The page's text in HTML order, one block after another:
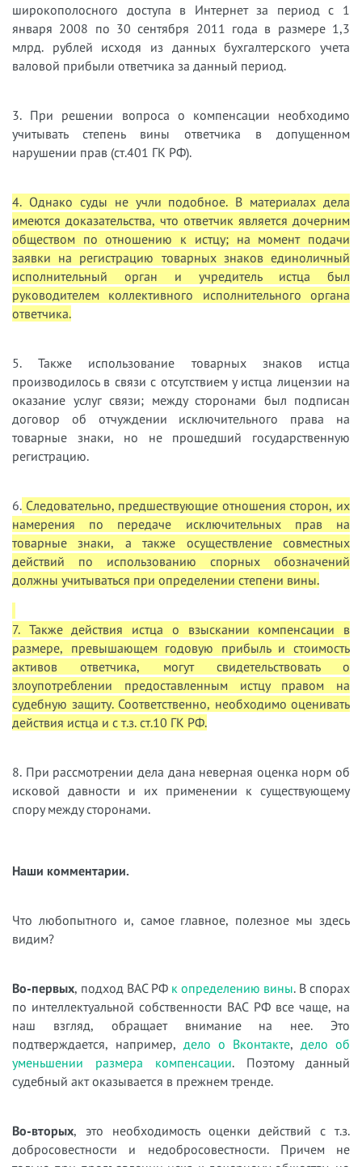
широкополосного доступа в Интернет за период с 1
января 2008 по 30 сентября 2011 года в размере 1,3
млрд. рублей исходя из данных бухгалтерского учета
валовой прибыли ответчика за данный период.
3. При решении вопроса о компенсации необходимо
учитывать степень вины ответчика в допущенном
нарушении прав (ст.401 ГК РФ).
4. Однако суды не учли подобное. В материалах дела
имеются доказательства, что ответчик является дочерним
обществом по отношению к истцу; на момент подачи
заявки на регистрацию товарных знаков единоличный
исполнительный орган и учредитель истца был
руководителем коллективного исполнительного органа
ответчика.
5. Также использование товарных знаков истца
производилось в связи с отсутствием у истца лицензии на
оказание услуг связи; между сторонами был подписан
договор об отчуждении исключительного права на
товарные знаки, но не прошедший государственную
регистрацию.
6. Следовательно, предшествующие отношения сторон, их
намерения по передаче исключительных прав на
товарные знаки, а также осуществление совместных
действий по использованию спорных обозначений
должны учитываться при определении степени вины.
7. Также действия истца о взыскании компенсации в
размере, превышающем годовую прибыль и стоимость
активов ответчика, могут свидетельствовать о
злоупотреблении предоставленным истцу правом на
судебную защиту. Соответственно, необходимо оценивать
действия истца и с т.з. ст.10 ГК РФ.
8. При рассмотрении дела дана неверная оценка норм об
исковой давности и их применении к существующему
спору между сторонами.
Наши комментарии.
Что любопытного и, самое главное, полезное мы здесь
видим?
Во-первых, подход ВАС РФ к определению вины. В спорах
по интеллектуальной собственности ВАС РФ все чаще, на
наш взгляд, обращает внимание на нее. Это
подтверждается, например, дело о Вконтакте, дело об
уменьшении размера компенсации. Поэтому данный
судебный акт оказывается в прежнем тренде.
Во-вторых, это необходимость оценки действий с т.з.
добросовестности и недобросовестности. Причем не